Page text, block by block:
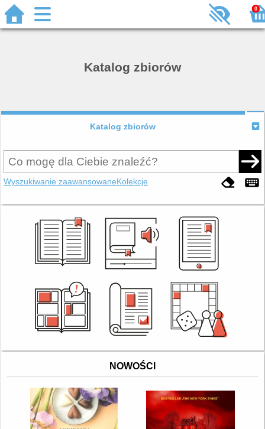
0
Katalog zbiorów
Katalog zbiorów
Wyszukiwanie zaawansowaneKolekcje
NOWOŚCI